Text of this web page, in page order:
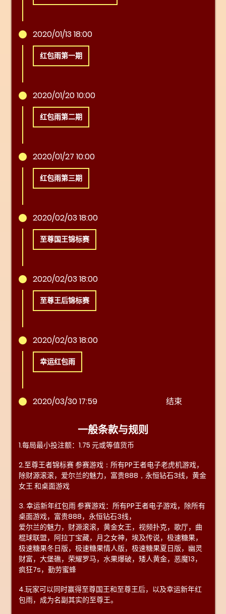
2020/01/13 18:00
红包雨第一期
2020/01/20 10:00
红包雨第二期
2020/01/27 10:00
红包雨第三期
2020/02/03 18:00
至尊国王锦标赛
2020/02/03 18:00
至尊王后锦标赛
2020/02/03 18:00
幸运红包雨
2020/03/30 17:59 结束
一般条款与规则
1.每局最小投注额：1.75 元或等值货币
2.至尊王者锦标赛参赛游戏： 所有PP王者电子老虎机游戏，
除财源滚滚，爱尔兰的魅力，富贵888 ， 永恒钻石3线，黄金
女王和桌面游戏
3. 幸运新年红包雨 参赛游戏：所有PP王者电子游戏，除所有
桌面游戏，富贵888，永恒钻石3线，
爱尔兰的魅力，财源滚滚，黄金女王，视频扑克，歌厅，曲
棍球联盟，阿拉丁宝藏，月之女神，埃及传说，极速糖果，
极速糖果冬日版，极速糖果情人版，极速糖果夏日版，幽灵
财富，大堡礁，荣耀罗马，水果爆破，矮人黄金，恶魔13，
疯狂7s，勤劳蜜蜂
4.玩家可以同时赢得至尊国王和至尊王后，以及幸运新年红
包雨，成为名副其实的至尊王。